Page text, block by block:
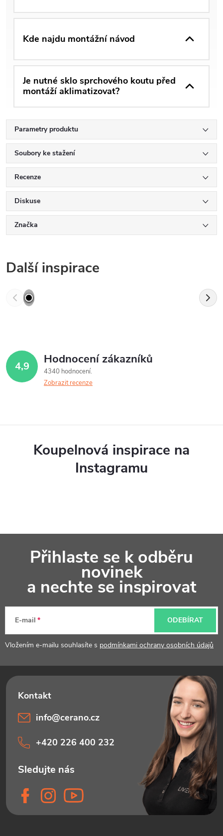
Kde najdu montážní návod
Je nutné sklo sprchového koutu před
montáží aklimatizovat?
Parametry produktu
Soubory ke stažení
Recenze
Diskuse
Značka
Další inspirace
4,9 Hodnocení zákazníků
4340 hodnocení
Zobrazit recenze
Koupelnová inspirace na
Instagramu
a
Přihlaste se k odběru
novinek
a nechte se inspirovat
E-mail
Vložením e-mailu souhlasíte s podmínkami ochrany osobních údajů
ODEBÍRAT
info@cerano.cz
+420 226 400 232